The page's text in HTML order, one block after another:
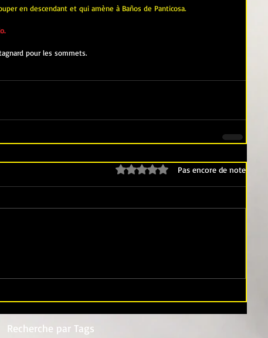
en descendant et qui amène à Baños de Panticosa.
pour les sommets.
Noté 0 étoile sur 5. Pas encore de note
Recherche par Tags